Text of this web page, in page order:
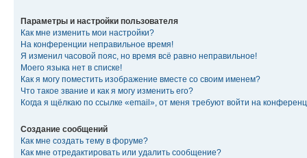
Параметры и настройки пользователя
Как мне изменить мои настройки?
На конференции неправильное время!
Я изменил часовой пояс, но время всё равно неправильное!
Моего языка нет в списке!
Как я могу поместить изображение вместе со своим именем?
Что такое звание и как я могу изменить его?
Когда я щёлкаю по ссылке «email», от меня требуют войти на
Создание сообщений
Как мне создать тему в форуме?
Как мне отредактировать или удалить сообщение?